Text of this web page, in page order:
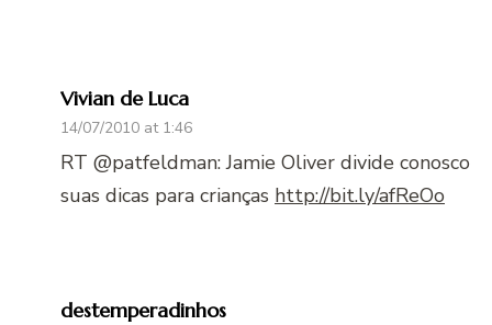
Vivian de Luca
14/07/2010 at 1:46
RT @patfeldman: Jamie Oliver divide conosco
suas dicas para crianças http://bit.ly/afReOo
destemperadinhos